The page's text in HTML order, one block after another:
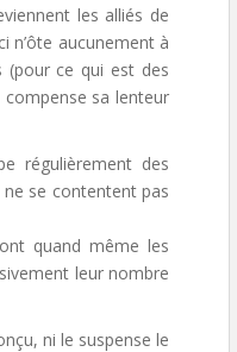
les alliés de
n’ôte aucunement à
(pour ce qui est des
compense sa lenteur
régulièrement des
ne se contentent pas
quand même les
leur nombre
ni le suspense le